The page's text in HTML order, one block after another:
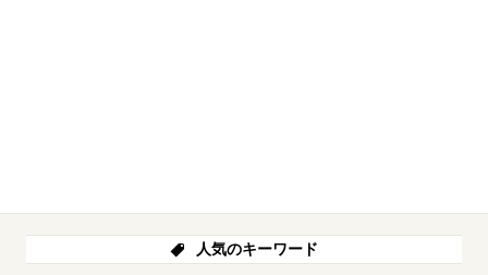
人気のキーワード